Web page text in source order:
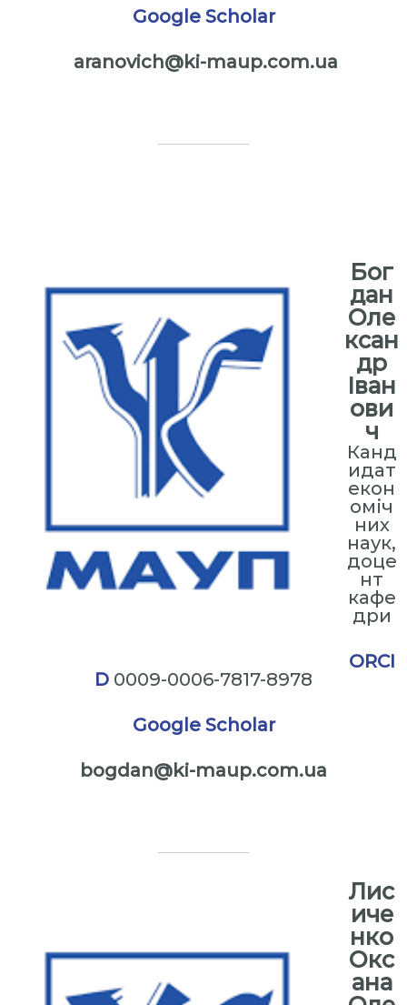
Google Scholar
aranovich@ki-maup.com.ua
Бог
дан
Оле
ксан
др
Іван
ови
ч
Канд
идат
екон
оміч
них
наук,
доце
нт
кафе
дри
ORCI
D 0009-0006-7817-8978
Google Scholar
bogdan@ki-maup.com.ua
Лис
иче
нко
Окс
ана